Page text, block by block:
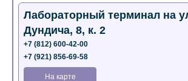
Лабораторный терминал на
Дундича, 8, к. 2
+7 (812) 600-42-00
+7 (921) 856-69-58
На карте